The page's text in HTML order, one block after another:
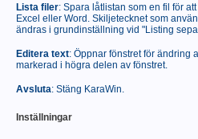
Lista filer: Spara låtlistan som en fil för
Excel eller Word. Skiljetecknet som
ändras i grundinställning vid "Listing
Editera text: Öppnar fönstret för ändring
markerad i högra delen av fönstret.
Avsluta: Stäng KaraWin.
Inställningar